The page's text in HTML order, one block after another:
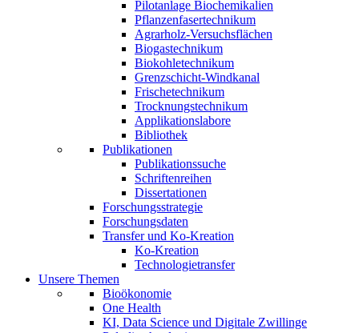
Pilotanlage Biochemikalien
Pflanzenfasertechnikum
Agrarholz-Versuchsflächen
Biogastechnikum
Biokohletechnikum
Grenzschicht-Windkanal
Frischetechnikum
Trocknungstechnikum
Applikationslabore
Bibliothek
Publikationen
Publikationssuche
Schriftenreihen
Dissertationen
Forschungsstrategie
Forschungsdaten
Transfer und Ko-Kreation
Ko-Kreation
Technologietransfer
Unsere Themen
Bioökonomie
One Health
KI, Data Science und Digitale Zwillinge